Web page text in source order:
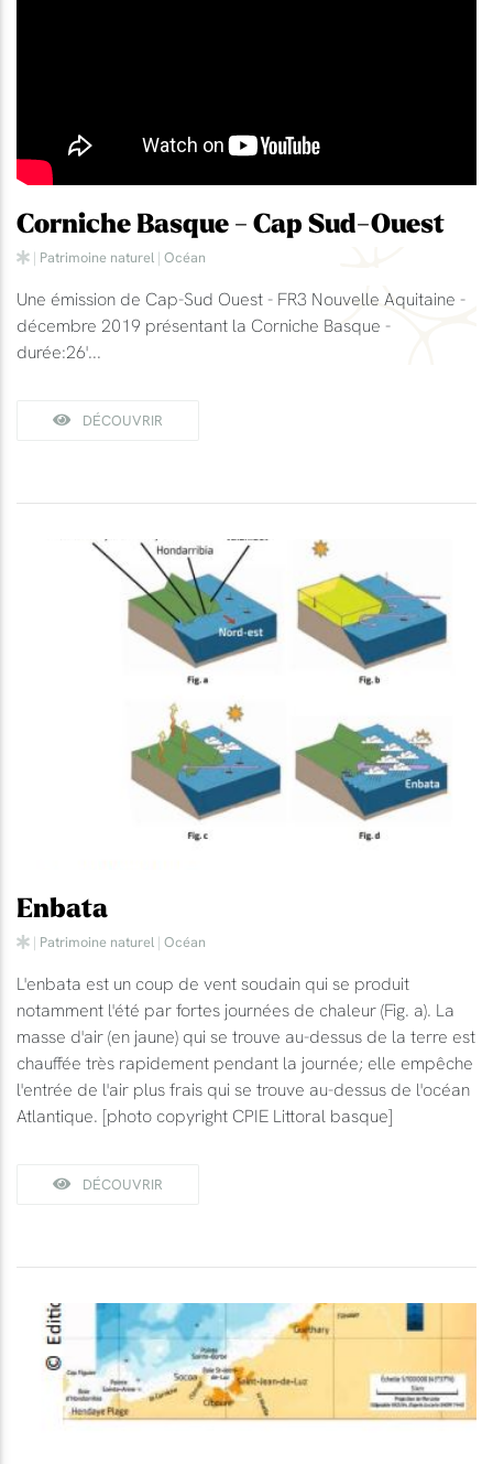
Corniche Basque - Cap Sud-Ouest
| Patrimoine naturel | Océan
Une émission de Cap-Sud Ouest - FR3 Nouvelle Aquitaine -
décembre 2019 présentant la Corniche Basque -
durée:26'...
DÉCOUVRIR
Enbata
| Patrimoine naturel | Océan
L'enbata est un coup de vent soudain qui se produit
notamment l'été par fortes journées de chaleur (Fig. a). La
masse d'air (en jaune) qui se trouve au-dessus de la terre est
chauffée très rapidement pendant la journée; elle empêche
l'entrée de l'air plus frais qui se trouve au-dessus de l'océan
Atlantique. [photo copyright CPIE Littoral basque]
DÉCOUVRIR